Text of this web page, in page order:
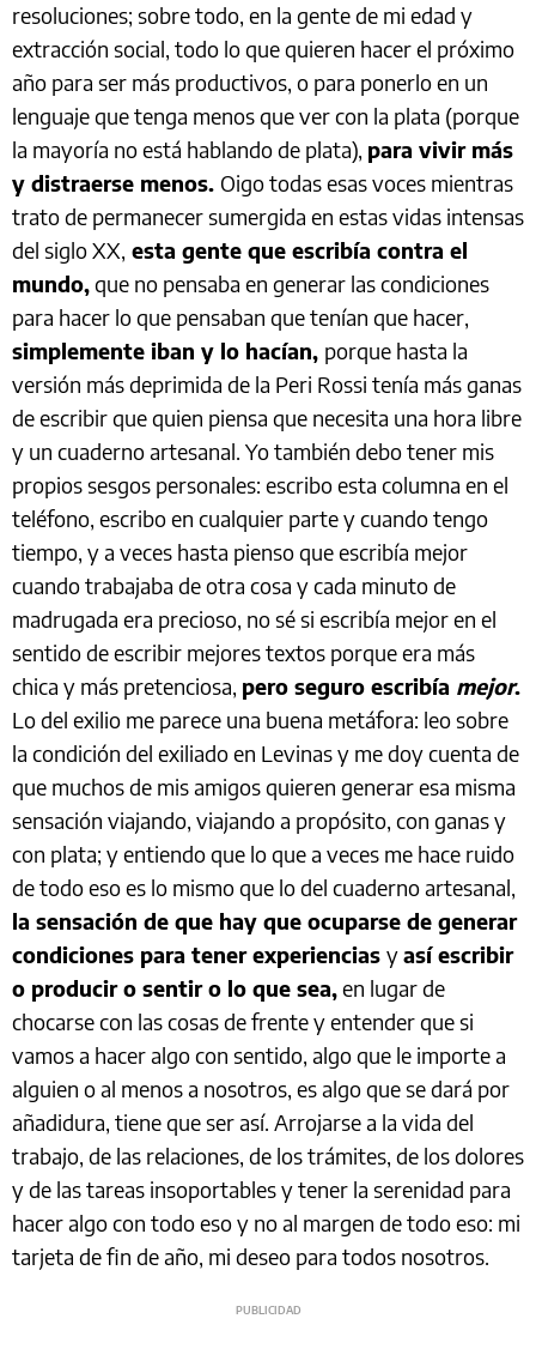
resoluciones; sobre todo, en la gente de mi edad y
extracción social, todo lo que quieren hacer el próximo
año para ser más productivos, o para ponerlo en un
lenguaje que tenga menos que ver con la plata (porque
la mayoría no está hablando de plata), para vivir más
y distraerse menos. Oigo todas esas voces mientras
trato de permanecer sumergida en estas vidas intensas
del siglo XX, esta gente que escribía contra el
mundo,que no pensaba en generar las condiciones
para hacer lo que pensaban que tenían que hacer,
simplemente iban y lo hacían, porque hasta la
versión más deprimida de la Peri Rossi tenía más ganas
de escribir que quien piensa que necesita una hora libre
y un cuaderno artesanal. Yo también debo tener mis
propios sesgos personales: escribo esta columna en el
teléfono, escribo en cualquier parte y cuando tengo
tiempo, y a veces hasta pienso que escribía mejor
cuando trabajaba de otra cosa y cada minuto de
madrugada era precioso, no sé si escribía mejor en el
sentido de escribir mejores textos porque era más
chica y más pretenciosa, pero seguro escribía mejor.
Lo del exilio me parece una buena metáfora: leo sobre
la condición del exiliado en Levinas y me doy cuenta de
que muchos de mis amigos quieren generar esa misma
sensación viajando, viajando a propósito, con ganas y
con plata; y entiendo que lo que a veces me hace ruido
de todo eso es lo mismo que lo del cuaderno artesanal,
la sensación de que hay que ocuparse de generar
condiciones para tener experiencias yasí escribir
o producir o sentir o lo que sea,en lugar de
chocarse con las cosas de frente y entender que si
vamos a hacer algo con sentido, algo que le importe a
alguien o al menos a nosotros, es algo que se dará por
añadidura, tiene que ser así. Arrojarse a la vida del
trabajo, de las relaciones, de los trámites, de los dolores
y de las tareas insoportables y tener la serenidad para
hacer algo con todo eso y no al margen de todo eso: mi
tarjeta de fin de año, mi deseo para todos nosotros.